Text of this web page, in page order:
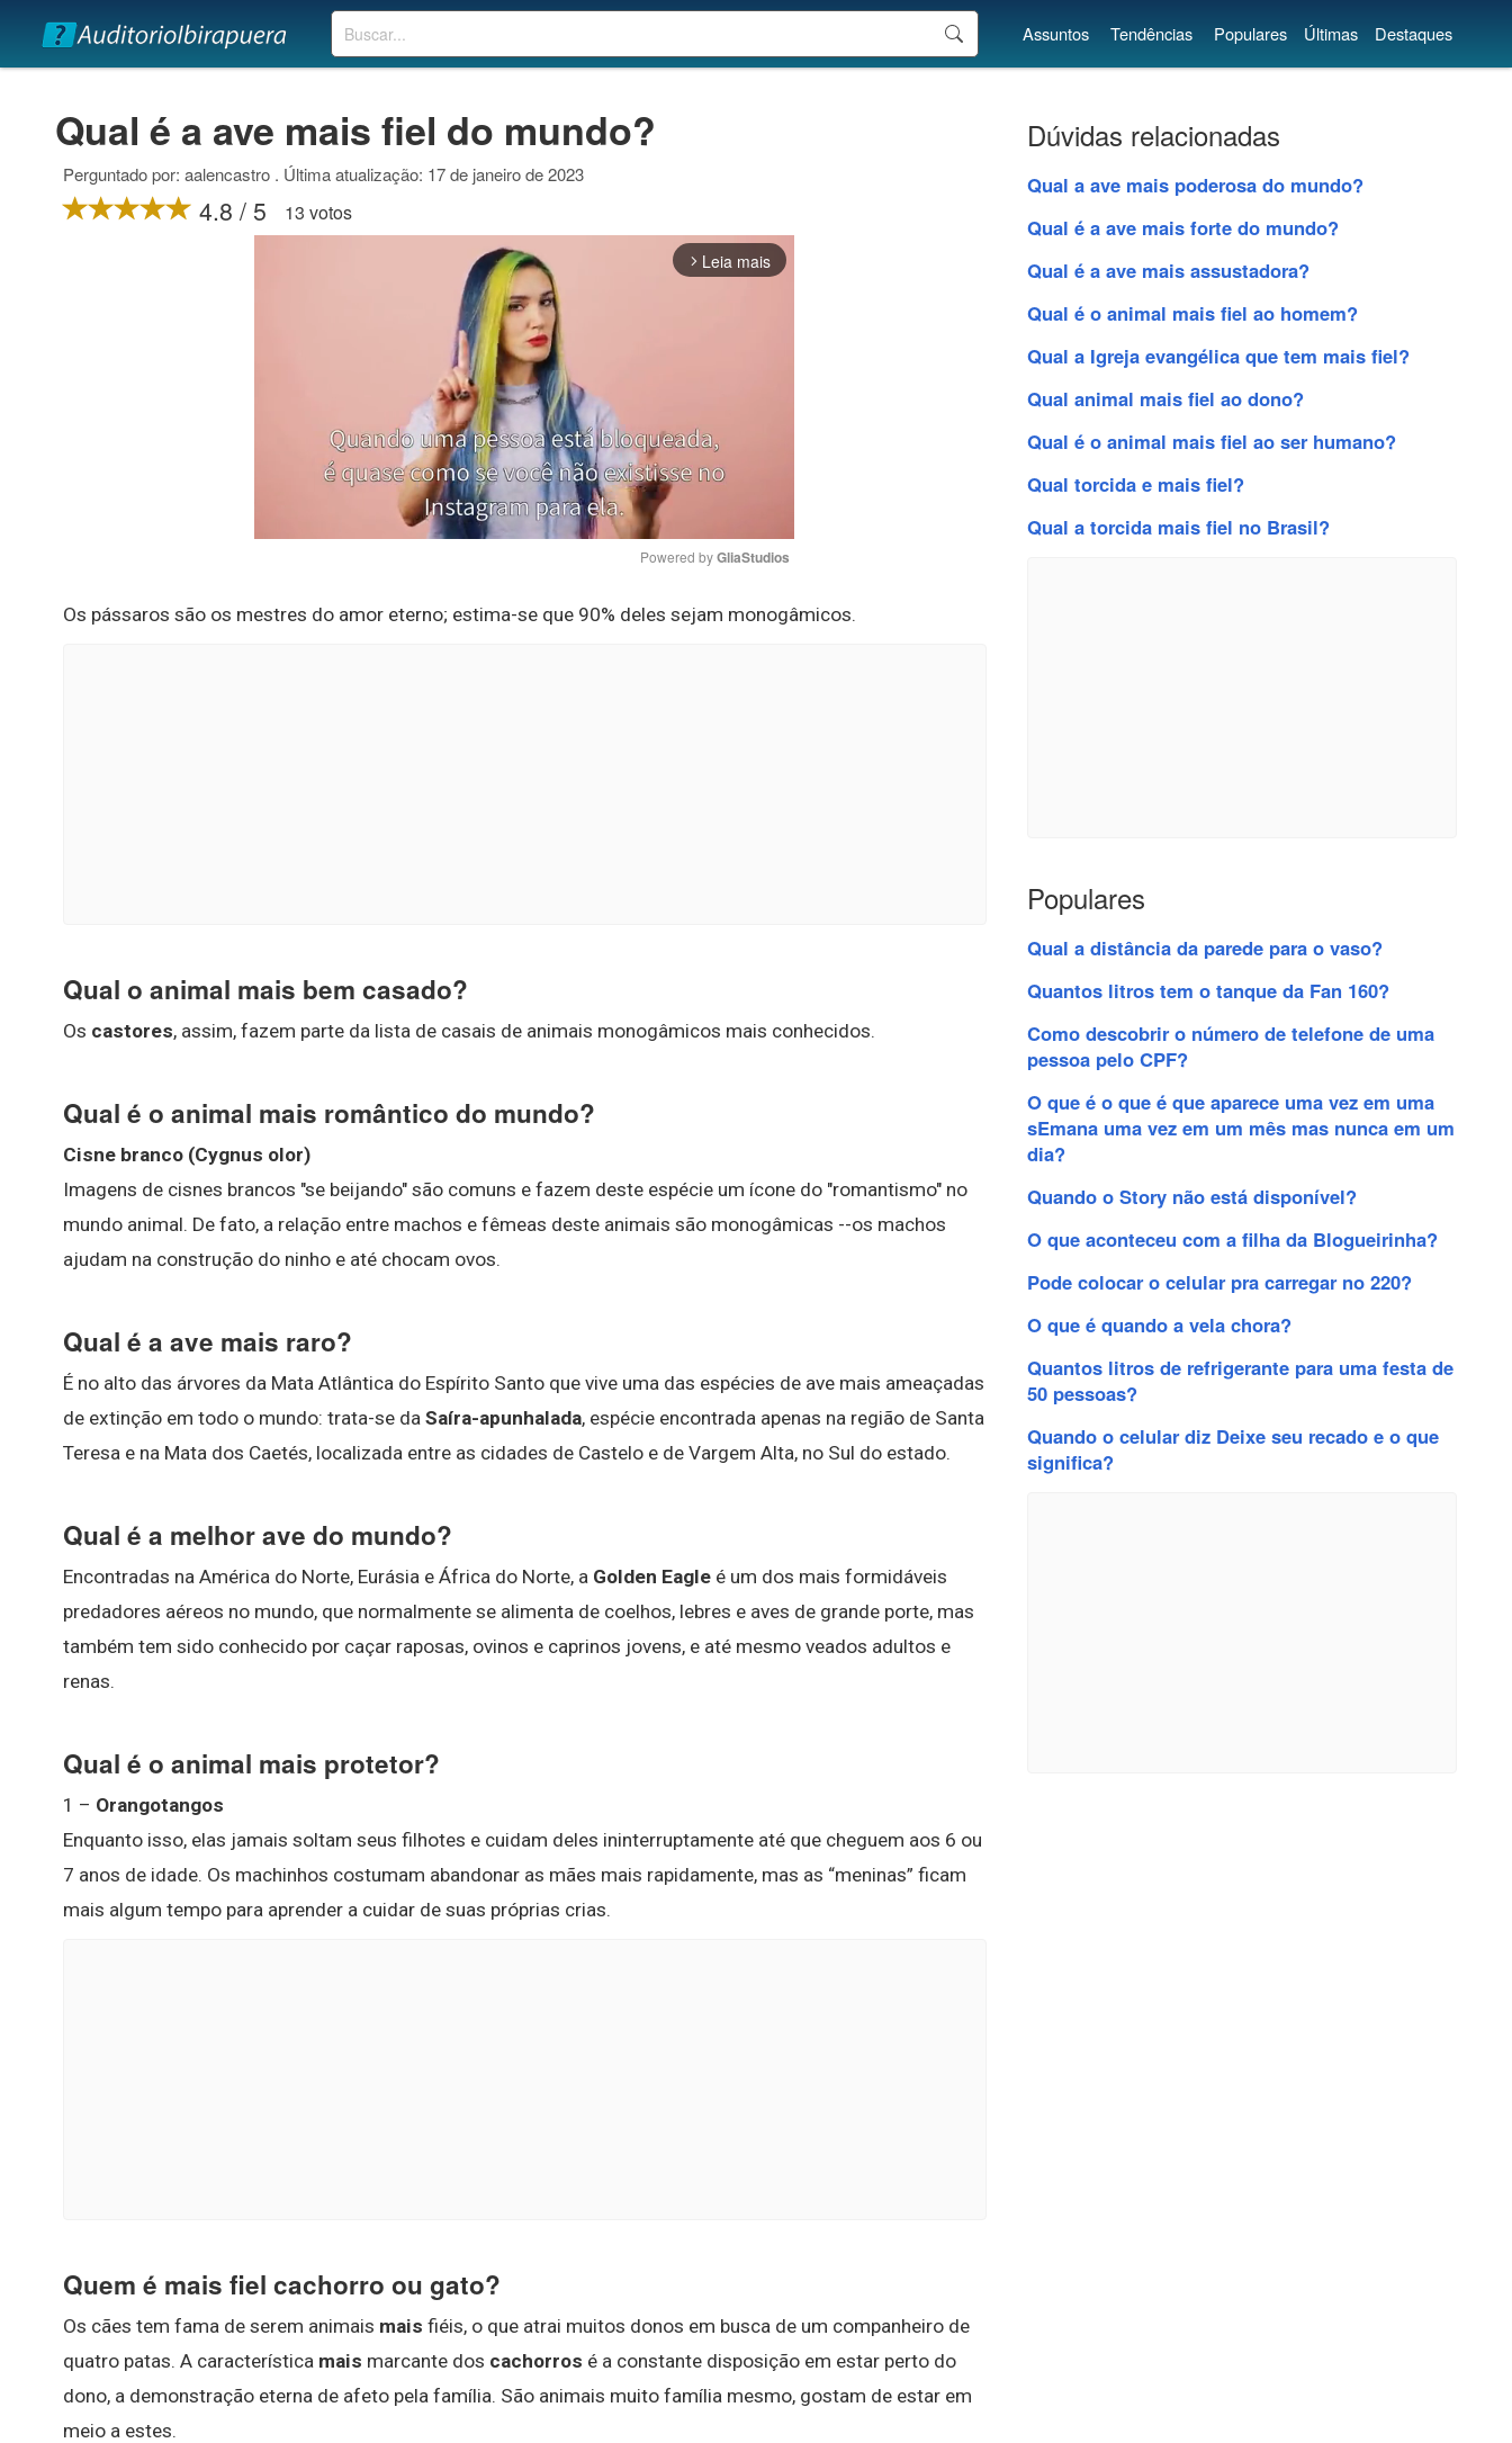
Buscar Assuntos Tendências Populares Últimas Destaques
Qual é a ave mais fiel do mundo?
Perguntado por: aalencastro . Última atualização: 17 de janeiro de 2023
4.8 / 5 13 votos
arrow_forward_ios Leia mais
Mute
Powered by GliaStudios
Os pássaros são os mestres do amor eterno; estima-se que 90% deles sejam monogâmicos.
Qual o animal mais bem casado?
Os castores, assim, fazem parte da lista de casais de animais monogâmicos mais conhecidos.
Qual é o animal mais romântico do mundo?
Cisne branco (Cygnus olor)
Imagens de cisnes brancos "se beijando" são comuns e fazem deste espécie um ícone do "romantismo" no
mundo animal. De fato, a relação entre machos e fêmeas deste animais são monogâmicas --os machos
ajudam na construção do ninho e até chocam ovos.
Qual é a ave mais raro?
É no alto das árvores da Mata Atlântica do Espírito Santo que vive uma das espécies de ave mais ameaçadas
de extinção em todo o mundo: trata-se da Saíra-apunhalada, espécie encontrada apenas na região de Santa
Teresa e na Mata dos Caetés, localizada entre as cidades de Castelo e de Vargem Alta, no Sul do estado.
Qual é a melhor ave do mundo?
Encontradas na América do Norte, Eurásia e África do Norte, a Golden Eagle é um dos mais formidáveis
predadores aéreos no mundo, que normalmente se alimenta de coelhos, lebres e aves de grande porte, mas
também tem sido conhecido por caçar raposas, ovinos e caprinos jovens, e até mesmo veados adultos e
renas.
Qual é o animal mais protetor?
1 – Orangotangos
Enquanto isso, elas jamais soltam seus filhotes e cuidam deles ininterruptamente até que cheguem aos 6 ou
7 anos de idade. Os machinhos costumam abandonar as mães mais rapidamente, mas as “meninas” ficam
mais algum tempo para aprender a cuidar de suas próprias crias.
Quem é mais fiel cachorro ou gato?
Os cães tem fama de serem animais mais fiéis, o que atrai muitos donos em busca de um companheiro de
quatro patas. A característica mais marcante dos cachorros é a constante disposição em estar perto do
dono, a demonstração eterna de afeto pela família. São animais muito família mesmo, gostam de estar em
meio a estes.
Dúvidas relacionadas
Qual a ave mais poderosa do mundo?
Qual é a ave mais forte do mundo?
Qual é a ave mais assustadora?
Qual é o animal mais fiel ao homem?
Qual a Igreja evangélica que tem mais fiel?
Qual animal mais fiel ao dono?
Qual é o animal mais fiel ao ser humano?
Qual torcida e mais fiel?
Qual a torcida mais fiel no Brasil?
Populares
Qual a distância da parede para o vaso?
Quantos litros tem o tanque da Fan 160?
Como descobrir o número de telefone de uma
pessoa pelo CPF?
O que é o que é que aparece uma vez em uma
sEmana uma vez em um mês mas nunca em um
dia?
Quando o Story não está disponível?
O que aconteceu com a filha da Blogueirinha?
Pode colocar o celular pra carregar no 220?
O que é quando a vela chora?
Quantos litros de refrigerante para uma festa de
50 pessoas?
Quando o celular diz Deixe seu recado e o que
significa?